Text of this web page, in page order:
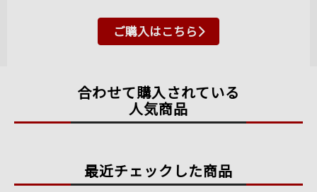
ご購入はこちら
合わせて購入されている
人気商品
最近チェックした商品